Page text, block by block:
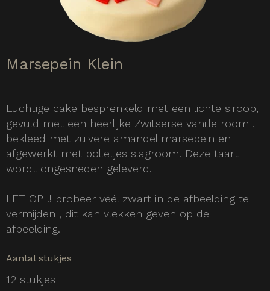
Marsepein Klein
Luchtige cake besprenkeld met een lichte siroop,
gevuld met een heerlijke Zwitserse vanille room ,
bekleed met zuivere amandel marsepein en
afgewerkt met bolletjes slagroom. Deze taart
wordt ongesneden geleverd.
LET OP !! probeer véél zwart in de afbeelding te
vermijden , dit kan vlekken geven op de
afbeelding.
Aantal stukjes
12 stukjes